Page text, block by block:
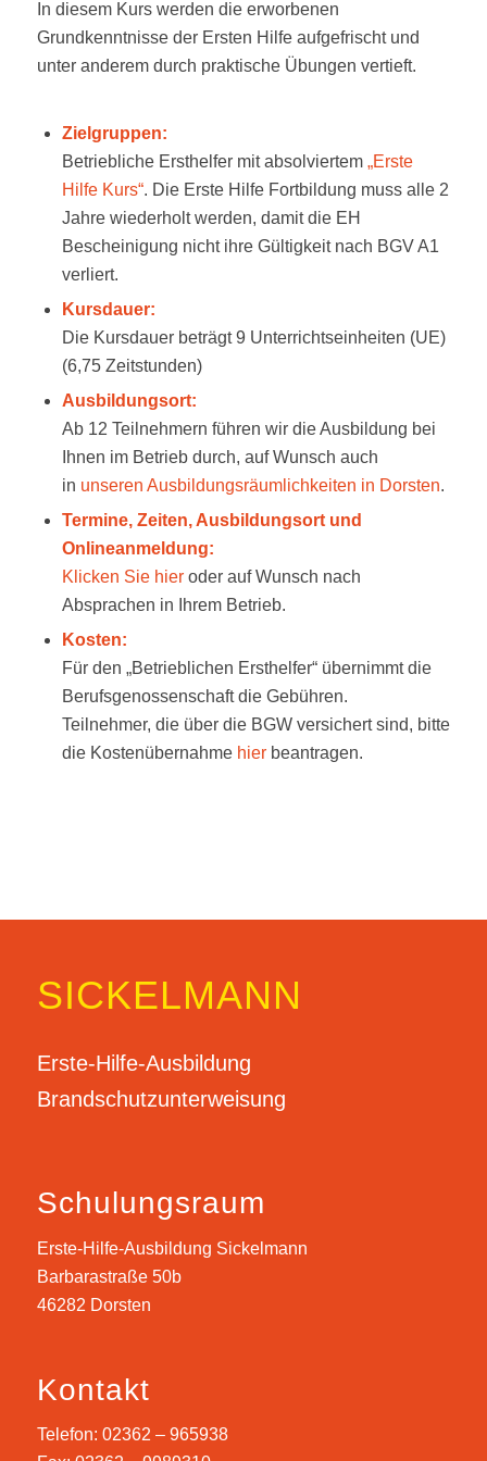
In diesem Kurs werden die erworbenen
Grundkenntnisse der Ersten Hilfe aufgefrischt und
unter anderem durch praktische Übungen vertieft.
Zielgruppen:
Betriebliche Ersthelfer mit absolviertem „Erste
Hilfe Kurs“. Die Erste Hilfe Fortbildung muss alle 2
Jahre wiederholt werden, damit die EH
Bescheinigung nicht ihre Gültigkeit nach BGV A1
verliert.
Kursdauer:
Die Kursdauer beträgt 9 Unterrichtseinheiten (UE)
(6,75 Zeitstunden)
Ausbildungsort:
Ab 12 Teilnehmern führen wir die Ausbildung bei
Ihnen im Betrieb durch, auf Wunsch auch
in unseren Ausbildungsräumlichkeiten in Dorsten.
Termine, Zeiten, Ausbildungsort und
Onlineanmeldung:
Klicken Sie hieroder auf Wunsch nach
Absprachen in Ihrem Betrieb.
Kosten:
Für den „Betrieblichen Ersthelfer“ übernimmt die
Berufsgenossenschaft die Gebühren.
Teilnehmer, die über die BGW versichert sind, bitte
die Kostenübernahme hierbeantragen.
SICKELMANN
Erste-Hilfe-Ausbildung
Brandschutzunterweisung
Schulungsraum
Erste-Hilfe-Ausbildung Sickelmann
Barbarastraße 50b
46282 Dorsten
Kontakt
Telefon: 02362 – 965938